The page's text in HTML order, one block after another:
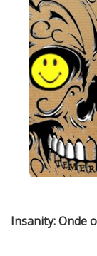
Insanity: Onde